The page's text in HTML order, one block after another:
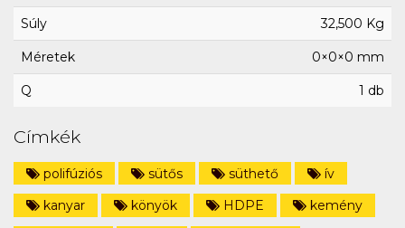
Súly 32,500 Kg
Méretek 0×0×0 mm
Q 1 db
Címkék
polifúziós sütős süthető
ív
kanyar
könyök HDPE
kemény